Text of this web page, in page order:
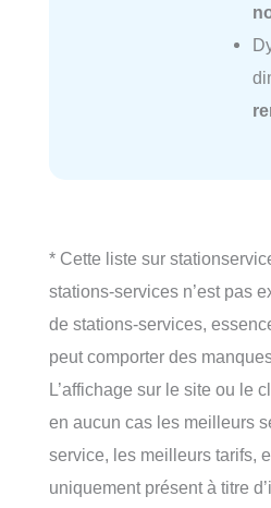
* Cette liste sur
stations-services n’est pas
de stations-services,
peut comporter des
L’affichage sur le site ou le
en aucun cas les meilleurs
service, les meilleurs tarifs,
uniquement présent à titre